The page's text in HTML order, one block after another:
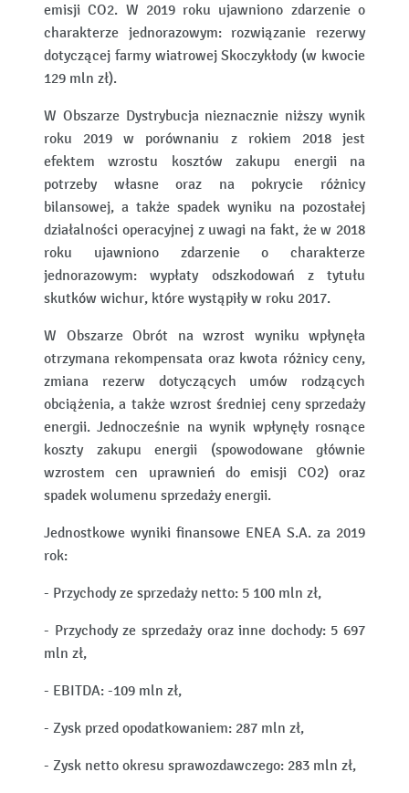
emisji CO2. W 2019 roku ujawniono zdarzenie o
charakterze jednorazowym: rozwiązanie rezerwy
dotyczącej farmy wiatrowej Skoczykłody (w kwocie
129 mln zł).
W Obszarze Dystrybucja nieznacznie niższy wynik
roku 2019 w porównaniu z rokiem 2018 jest
efektem wzrostu kosztów zakupu energii na
potrzeby własne oraz na pokrycie różnicy
bilansowej, a także spadek wyniku na pozostałej
działalności operacyjnej z uwagi na fakt, że w 2018
roku ujawniono zdarzenie o charakterze
jednorazowym: wypłaty odszkodowań z tytułu
skutków wichur, które wystąpiły w roku 2017.
W Obszarze Obrót na wzrost wyniku wpłynęła
otrzymana rekompensata oraz kwota różnicy ceny,
zmiana rezerw dotyczących umów rodzących
obciążenia, a także wzrost średniej ceny sprzedaży
energii. Jednocześnie na wynik wpłynęły rosnące
koszty zakupu energii (spowodowane głównie
wzrostem cen uprawnień do emisji CO2) oraz
spadek wolumenu sprzedaży energii.
Jednostkowe wyniki finansowe ENEA S.A. za 2019
rok:
- Przychody ze sprzedaży netto: 5 100 mln zł,
- Przychody ze sprzedaży oraz inne dochody: 5 697
mln zł,
- EBITDA: -109 mln zł,
- Zysk przed opodatkowaniem: 287 mln zł,
- Zysk netto okresu sprawozdawczego: 283 mln zł,